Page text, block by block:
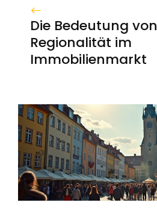
Die Bedeutung von
Regionalität im
Immobilienmarkt